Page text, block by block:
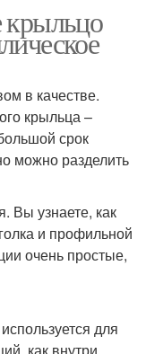
крыльцо
в качестве.
крыльца –
срок
можно разделить
Вы узнаете, как
и профильной
очень простые,
для
как внутри